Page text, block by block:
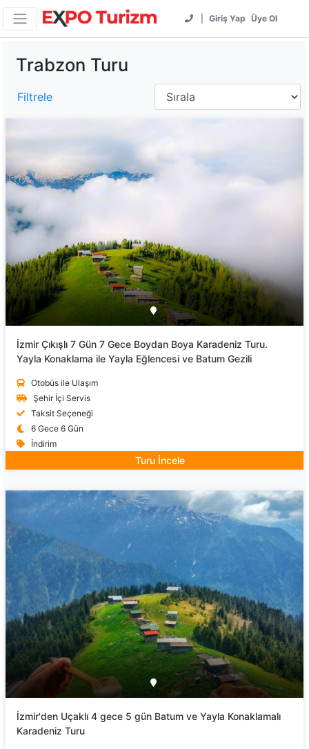
Giriş Yap Üye Ol
Trabzon Turu
Filtrele
İzmir Çıkışlı 7 Gün 7 Gece Boydan Boya Karadeniz Turu.
Yayla Konaklama ile Yayla Eğlencesi ve Batum Gezili
Otobüs ile Ulaşım
Şehir İçi Servis
Taksit Seçeneği
6 Gece 6 Gün
İndirim
Turu İncele
İzmir'den Uçaklı 4 gece 5 gün Batum ve Yayla Konaklamalı
Karadeniz Turu